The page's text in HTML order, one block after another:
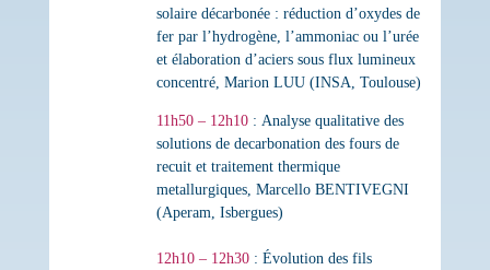
solaire décarbonée : réduction d’oxydes de
fer par l’hydrogène, l’ammoniac ou l’urée
et élaboration d’aciers sous flux lumineux
concentré, Marion LUU (INSA, Toulouse)
11h50 – 12h10: Analyse qualitative des
solutions de decarbonation des fours de
recuit et traitement thermique
metallurgiques, Marcello BENTIVEGNI
(Aperam, Isbergues)
12h10 – 12h30: Évolution des fils